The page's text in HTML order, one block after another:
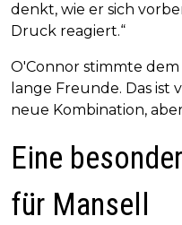
denkt, wie er sich
Druck reagiert.“
O'Connor stimmte dem
lange Freunde. Das ist
neue Kombination,
Eine
für Mansell